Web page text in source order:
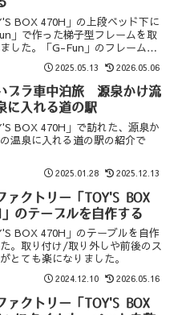
BOX 470H」の上段ベッド下に
」で作った梯子型フレームを取
した。「G-Fun」のフレームや
よく考えられていて、作りたいも
由に設計できます。六角レンチや
ーで簡単に組み立てられます。
2025.05.13 2026.05.06
プラ車中泊旅 源泉かけ流
に入れる道の駅
BOX 470H」で訪れた、源泉か
温泉に入れる道の駅の紹介で
2025.01.28 2025.12.13
ァクトリー「TOY'S BOX
のテーブルを自作する
BOX 470H」のテーブルを自作
。取り付け/取り外しや前後のス
とても楽になりました。
2024.12.10 2026.05.16
ァクトリー「TOY'S BOX